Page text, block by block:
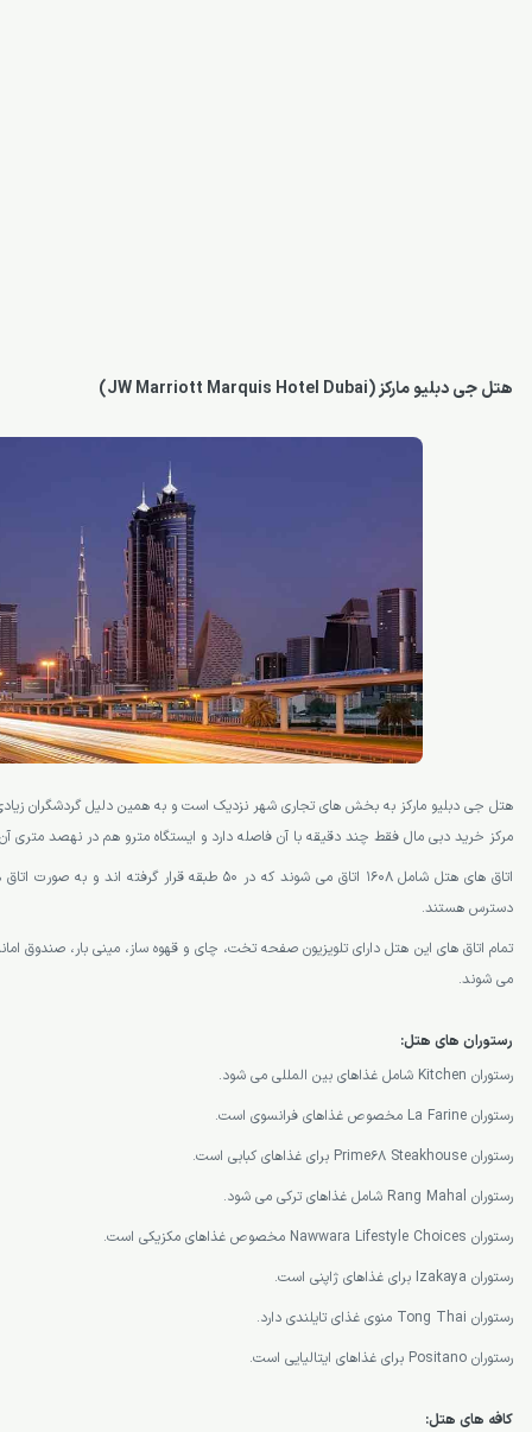
هتل جی دبلیو مارکز (JW Marriott Marquis Hotel Dubai)
هتل جی دبلیو مارکز به بخش های تجاری شهر نزدیک است و به همین دلیل گردشگران
مرکز خرید دبی مال فقط چند دقیقه با آن فاصله دارد و ایستگاه مترو هم در نهصد متری
اتاق های هتل شامل 1608 اتاق می شوند که در 50 طبقه قرار
دسترس هستند.
تمام اتاق های این هتل دارای تلویزیون صفحه تخت، چای و قهوه ساز، مینی بار، صندوق
می شوند.
رستوران های هتل:
رستوران Kitchen شامل غذاهای بین المللی می شود.
رستوران La Farine مخصوص غذاهای فرانسوی است.
رستوران Prime68 Steakhouse برای غذاهای کبابی است.
رستوران Rang Mahal شامل غذاهای ترکی می شود.
رستوران Nawwara Lifestyle Choices مخصوص غذاهای مکزیکی است.
رستوران Izakaya برای غذاهای ژاپنی است.
رستوران Tong Thai منوی غذای تایلندی دارد.
رستوران Positano برای غذاهای ایتالیایی است.
کافه های هتل: